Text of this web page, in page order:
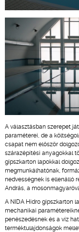
A választásban szerepet
paraméterei, de a
csapat nem először
szárazépítési anyagokkal
gipszkarton lapokkal
megmunkálhatónak,
nedvességnek is ellenálló
András, a
A NIDA Hidro gipszkarton
mechanikai
penészedésnek és a víz
terméktulajdonságok